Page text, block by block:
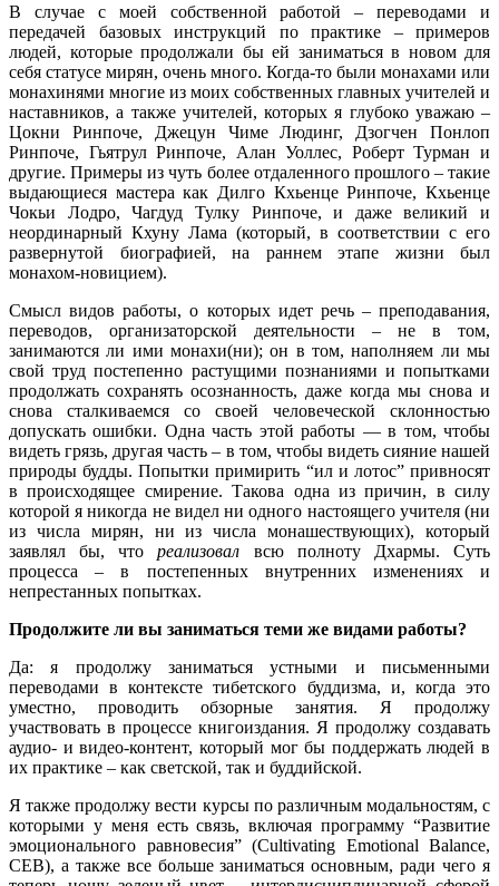
В случае с моей собственной работой – переводами и
передачей базовых инструкций по практике – примеров
людей, которые продолжали бы ей заниматься в новом для
себя статусе мирян, очень много. Когда-то были монахами или
монахинями многие из моих собственных главных учителей и
наставников, а также учителей, которых я глубоко уважаю –
Цокни Ринпоче, Джецун Чиме Людинг, Дзогчен Понлоп
Ринпоче, Гьятрул Ринпоче, Алан Уоллес, Роберт Турман и
другие. Примеры из чуть более отдаленного прошлого – такие
выдающиеся мастера как Дилго Кхьенце Ринпоче, Кхьенце
Чокьи Лодро, Чагдуд Тулку Ринпоче, и даже великий и
неординарный Кхуну Лама (который, в соответствии с его
развернутой биографией, на раннем этапе жизни был
монахом-новицием).
Смысл видов работы, о которых идет речь – преподавания,
переводов, организаторской деятельности – не в том,
занимаются ли ими монахи(ни); он в том, наполняем ли мы
свой труд постепенно растущими познаниями и попытками
продолжать сохранять осознанность, даже когда мы снова и
снова сталкиваемся со своей человеческой склонностью
допускать ошибки. Одна часть этой работы — в том, чтобы
видеть грязь, другая часть – в том, чтобы видеть сияние нашей
природы будды. Попытки примирить “ил и лотос” привносят
в происходящее смирение. Такова одна из причин, в силу
которой я никогда не видел ни одного настоящего учителя (ни
из числа мирян, ни из числа монашествующих), который
заявлял бы, чтореализовал всю полноту Дхармы. Суть
процесса – в постепенных внутренних изменениях и
непрестанных попытках.
Продолжите ли вы заниматься теми же видами работы?
Да: я продолжу заниматься устными и письменными
переводами в контексте тибетского буддизма, и, когда это
уместно, проводить обзорные занятия. Я продолжу
участвовать в процессе книгоиздания. Я продолжу создавать
аудио- и видео-контент, который мог бы поддержать людей в
их практике – как светской, так и буддийской.
Я также продолжу вести курсы по различным модальностям, с
которыми у меня есть связь, включая программу “Развитие
эмоционального равновесия” (Cultivating Emotional Balance,
CEB), а также все больше заниматься основным, ради чего я